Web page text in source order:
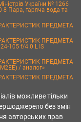
України № 1266
8 Пара, гаряча вода та
ПРЕДМЕТА
ПРЕДМЕТА
105 f/4.0 L IS
ПРЕДМЕТА
/ аналог»
ПРЕДМЕТА
можливе тільки
без змін
авторських прав